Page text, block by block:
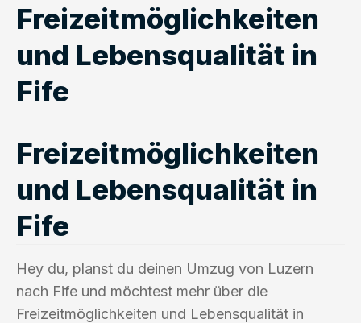
Freizeitmöglichkeiten
und Lebensqualität in
Fife
Freizeitmöglichkeiten
und Lebensqualität in
Fife
Hey du, planst du deinen Umzug von Luzern
nach Fife und möchtest mehr über die
Freizeitmöglichkeiten und Lebensqualität in